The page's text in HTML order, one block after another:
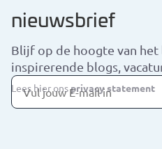
nieuwsbrief
Blijf op de hoogte van het
inspirerende blogs,
Lees hier onsprivacy statement